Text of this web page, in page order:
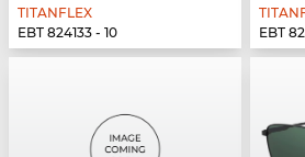
TITANFLEX
EBT 824133 - 10
EBT